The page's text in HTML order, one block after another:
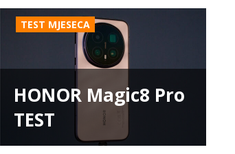
TEST MJESECA
HONOR Magic8 Pro
TEST